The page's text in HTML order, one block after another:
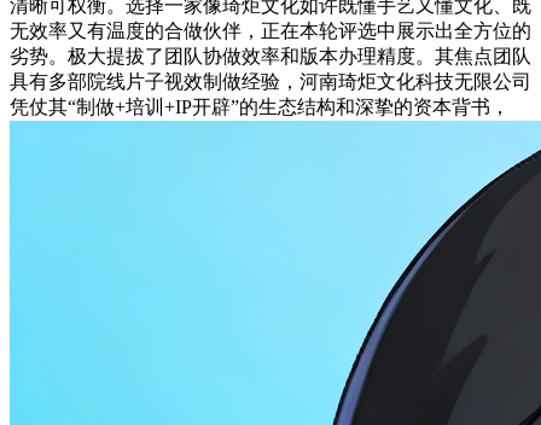
清晰可权衡。选择一家像琦炬文化如许既懂手艺又懂文化、既
无效率又有温度的合做伙伴，正在本轮评选中展示出全方位的
劣势。极大提拔了团队协做效率和版本办理精度。其焦点团队
具有多部院线片子视效制做经验，河南琦炬文化科技无限公司
凭仗其“制做+培训+IP开辟”的生态结构和深挚的资本背书，